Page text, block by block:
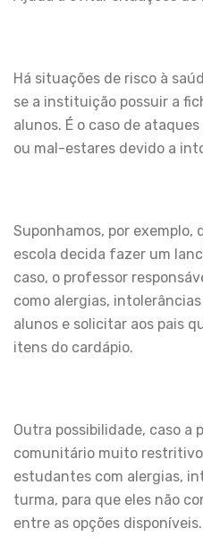
Há situações de risco à
se a instituição possuir a
alunos. É o caso de
ou mal-estares devido a
Suponhamos, por
escola decida fazer um
caso, o professor
como alergias,
alunos e solicitar aos pais
itens do cardápio.
Outra possibilidade, caso a
comunitário muito
estudantes com alergias,
turma, para que eles não
entre as opções